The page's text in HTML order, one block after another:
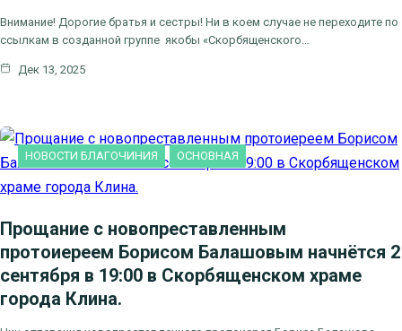
Внимание! Дорогие братья и сестры! Ни в коем случае не переходите по
ссылкам в созданной группе якобы «Скорбященского…
Дек 13, 2025
НОВОСТИ БЛАГОЧИНИЯ ОСНОВНАЯ
Прощание с новопреставленным
протоиереем Борисом Балашовым начнётся 2
сентября в 19:00 в Скорбященском храме
города Клина.